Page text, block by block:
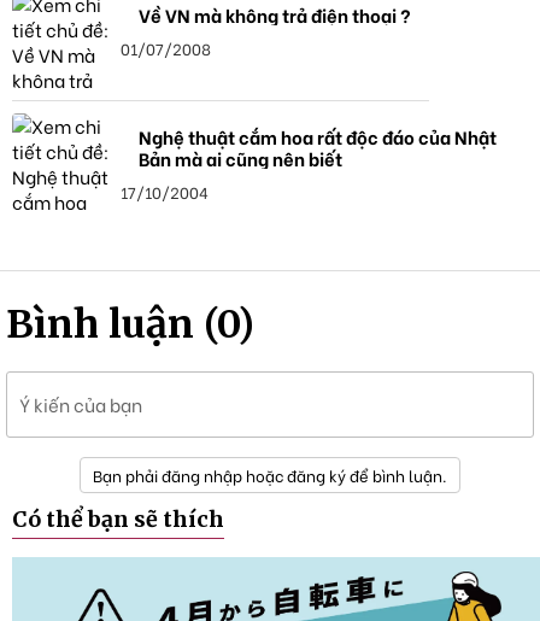
Về VN mà không trả điện thoại ?
01/07/2008
Nghệ thuật cắm hoa rất độc đáo của Nhật
Bản mà ai cũng nên biết
17/10/2004
Bình luận (0)
Ý kiến của bạn
Bạn phải đăng nhập hoặc đăng ký để bình luận.
Có thể bạn sẽ thích